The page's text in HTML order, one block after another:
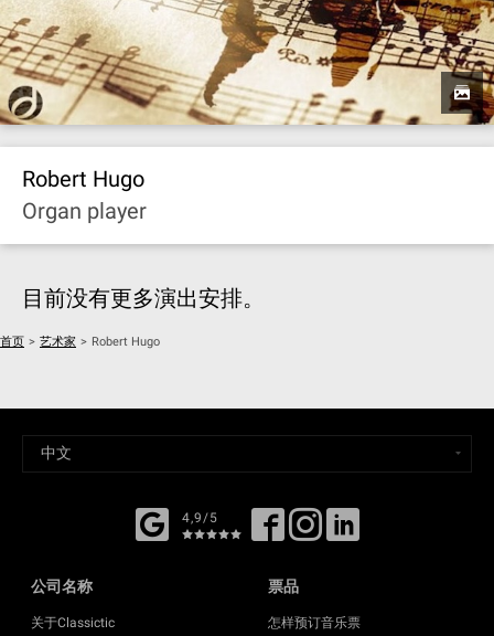
Robert Hugo
Organ player
目前没有更多演出安排。
首页 > 艺术家 > Robert Hugo
4,9/5
公司名称
关于Classictic
票品
怎样预订音乐票